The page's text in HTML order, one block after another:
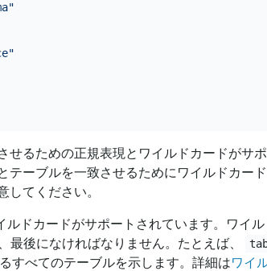
せるための正規表現とワイルドカードがサ
テーブルを一致させるためにワイルドカー
してください。
ルドカードがサポートされています。ワイ
最後になければなりません。たとえば、
すべてのテーブルを示します。詳細はワイ